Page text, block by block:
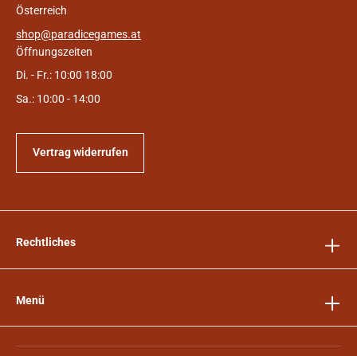
Österreich
shop@paradicegames.at
Öffnungszeiten
Di. - Fr.: 10:00 18:00
Sa.: 10:00 - 14:00
Vertrag widerrufen
Rechtliches
Menü